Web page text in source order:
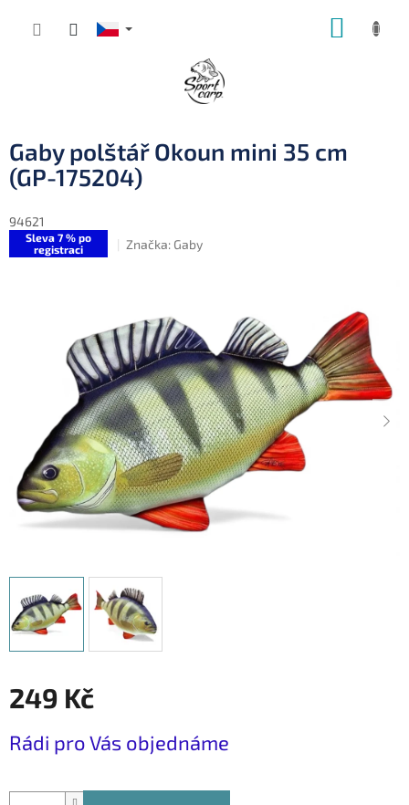
Gaby polštář Okoun mini 35 cm
(GP-175204)
94621
Sleva 7 % po
registraci
Značka: Gaby
249 Kč
cena:
Rádi pro Vás objednáme